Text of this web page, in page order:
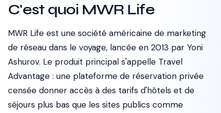
C'est quoi MWR Life
MWR Life est une société américaine de marketing
de réseau dans le voyage, lancée en 2013 par Yoni
Ashurov. Le produit principal s'appelle Travel
Advantage : une plateforme de réservation privée
censée donner accès à des tarifs d'hôtels et de
séjours plus bas que les sites publics comme